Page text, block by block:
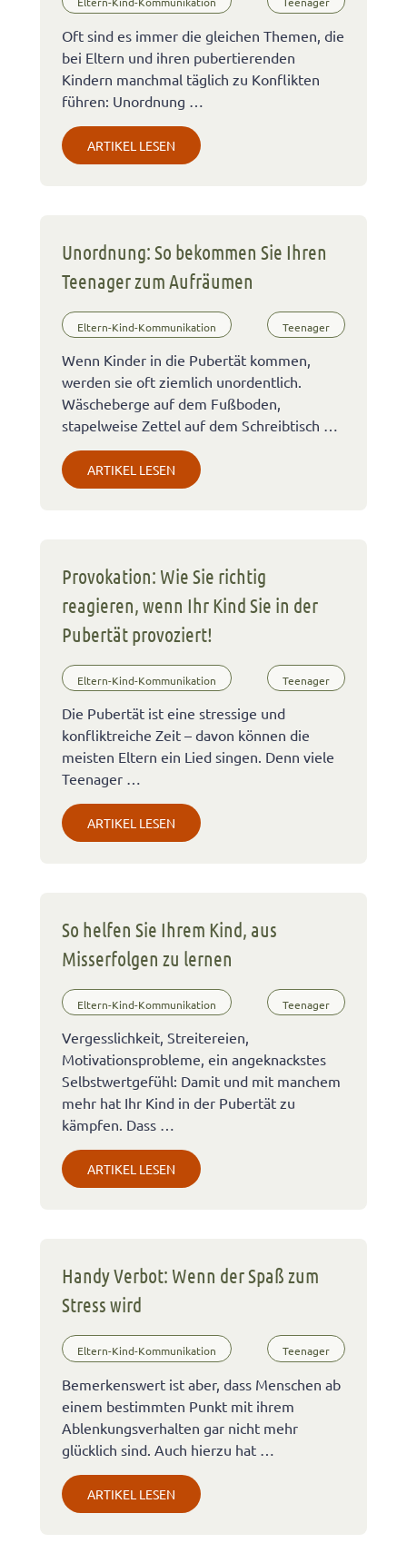
Oft sind es immer die gleichen Themen, die
bei Eltern und ihren pubertierenden
Kindern manchmal täglich zu Konflikten
führen: Unordnung …
ARTIKEL LESEN
Unordnung: So bekommen Sie Ihren
Teenager zum Aufräumen
Eltern-Kind-Kommunikation Teenager
Wenn Kinder in die Pubertät kommen,
werden sie oft ziemlich unordentlich.
Wäscheberge auf dem Fußboden,
stapelweise Zettel auf dem Schreibtisch …
ARTIKEL LESEN
Provokation: Wie Sie richtig
reagieren, wenn Ihr Kind Sie in der
Pubertät provoziert!
Eltern-Kind-Kommunikation Teenager
Die Pubertät ist eine stressige und
konfliktreiche Zeit – davon können die
meisten Eltern ein Lied singen. Denn viele
Teenager …
ARTIKEL LESEN
So helfen Sie Ihrem Kind, aus
Misserfolgen zu lernen
Eltern-Kind-Kommunikation Teenager
Vergesslichkeit, Streitereien,
Motivationsprobleme, ein angeknackstes
Selbstwertgefühl: Damit und mit manchem
mehr hat Ihr Kind in der Pubertät zu
kämpfen. Dass …
ARTIKEL LESEN
Handy Verbot: Wenn der Spaß zum
Stress wird
Eltern-Kind-Kommunikation Teenager
Bemerkenswert ist aber, dass Menschen ab
einem bestimmten Punkt mit ihrem
Ablenkungsverhalten gar nicht mehr
glücklich sind. Auch hierzu hat …
ARTIKEL LESEN